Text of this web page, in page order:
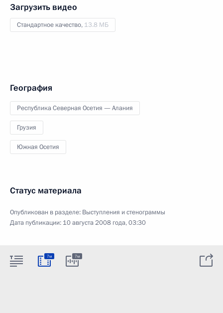
Загрузить видео
Стандартное качество, 13.8 МБ
География
Республика Северная Осетия — Алания
Грузия
Южная Осетия
Статус материала
Опубликован в разделе: Выступления и стенограммы
Дата публикации: 10 августа 2008 года, 03:30
7м 7м